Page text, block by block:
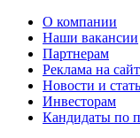
О компании
Наши вакансии
Партнерам
Реклама на
Новости и
Инвесторам
Кандидаты по